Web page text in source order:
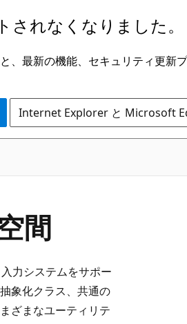
れなくなりました。
最新の機能、セキュリティ更新
Internet Explorer と Microsoft
間
力システムをサポー
象化クラス、共通の
ざまなユーティリテ